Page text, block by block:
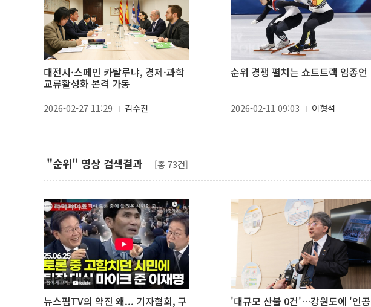
대전시·스페인 카탈루냐, 경제·과학
교류활성화 본격 가동
2026-02-27 11:29 김수진
순위 경쟁 펼치는 쇼트트랙 임종언
2026-02-11 09:03 이형석
"순위" 영상 검색결과 [총 73건]
뉴스핌TV의 약진 왜... 기자협회, 구 '대규모 산불 0건'…강원도에 '인공